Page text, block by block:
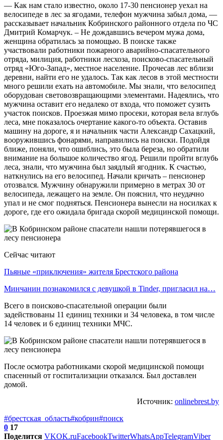
— Как нам стало известно, около 17-30 пенсионер уехал на
велосипеде в лес за ягодами, телефон мужчина забыл дома, —
рассказывает начальник Кобринского районного отдела по ЧС
Дмитрий Комарчук. – Не дождавшись вечером мужа дома,
женщина обратилась за помощью. В поиске также
участвовали работники пожарного аварийно-спасательного
отряда, милиция, работники лесхоза, поисково-спасательный
отряд «Юго-Запад», местное население. Прочесав лес вблизи
деревни, найти его не удалось. Так как лесов в этой местности
много решили ехать на автомобиле. Мы знали, что велосипед
оборудован световозвращающими элементами. Надеялись, что
мужчина оставит его недалеко от входа, что поможет сузить
участок поисков. Проезжая мимо просеки, которая вела вглубь
леса, мне показалось очертание какого-то объекта. Оставив
машину на дороге, я и начальник части Александр Сахацкий,
вооружившись фонарями, направились на поиски. Подойдя
ближе, поняли, что ошиблись, это была береза, но обратили
внимание на большое количество ягод. Решили пройти вглубь
леса, знали, что мужчина был заядлый ягодник. К счастью,
наткнулись на его велосипед. Начали кричать – пенсионер
отозвался. Мужчину обнаружили примерно в метрах 30 от
велосипеда, лежащего на земле. Он пояснил, что неудачно
упал и не смог подняться. Пенсионера вынесли на носилках к
дороге, где его ожидала бригада скорой медицинской помощи.
Сейчас читают
Пьяные «приключения» жителя Брестского района
Минчанин познакомился с девушкой в Tinder, пригласил на…
Всего в поисково-спасательной операции были
задействованы 11 единиц техники и 34 человека, в том числе
14 человек и 6 единиц техники МЧС.
После осмотра работниками скорой медицинской помощи
спасенный от госпитализации отказался. Был доставлен
домой.
Источник: onlinebrest.by
#брестская_область#кобрин#поиск
0 17
Поделится VKOK.ruFacebookTwitterWhatsAppTelegramViber